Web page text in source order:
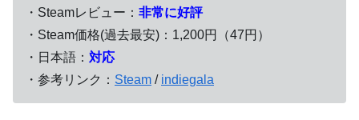
・Steamレビュー： 非常に好評
・Steam価格(過去最安)：1,200円（47円）
・日本語： 対応
・参考リンク： Steam / indiegala